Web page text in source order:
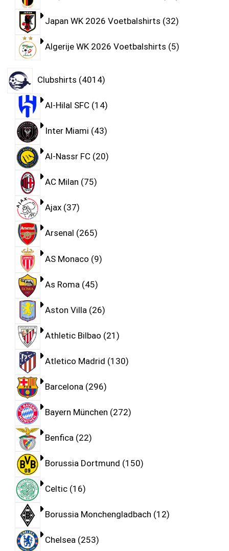
Japan WK 2026 Voetbalshirts 32
Algerije WK 2026 Voetbalshirts 5
Clubshirts 4014
Al-Hilal SFC 14
Inter Miami 43
Al-Nassr FC 20
AC Milan 75
Ajax 37
Arsenal 265
AS Monaco 9
As Roma 45
Aston Villa 26
Athletic Bilbao 21
Atletico Madrid 130
Barcelona 296
Bayern München 272
Benfica 22
Borussia Dortmund 150
Celtic 16
Borussia Monchengladbach 12
Chelsea 253